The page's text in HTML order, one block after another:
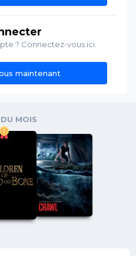
? Connectez-vous ici.
maintenant
MOIS